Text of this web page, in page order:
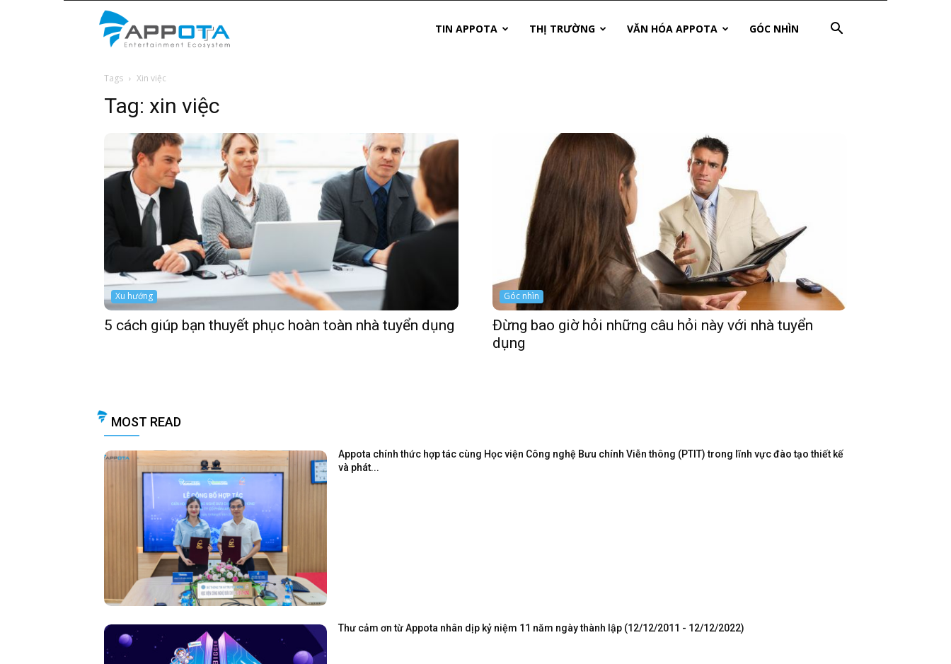
TIN APPOTA THỊ TRƯỜNG VĂN HÓA APPOTA GÓC NHÌN
Tags Xin việc
Tag: xin việc
Xu hướng
5 cách giúp bạn thuyết phục hoàn toàn nhà tuyển dụng
Góc nhìn
Đừng bao giờ hỏi những câu hỏi này với nhà tuyển
dụng
MOST READ
Appota chính thức hợp tác cùng Học viện Công nghệ Bưu chính Viễn thông (PTIT) trong lĩnh vực đào tạo thiết kế
và phát...
Thư cảm ơn từ Appota nhân dịp kỷ niệm 11 năm ngày thành lập (12/12/2011 - 12/12/2022)